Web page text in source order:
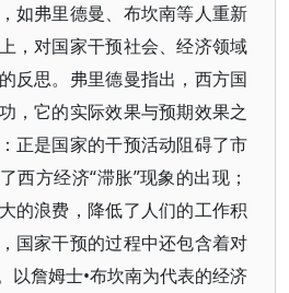
如弗里德曼、布坎南等人重新
，对国家干预社会、经济领域
反思。弗里德曼指出，西方国
，它的实际效果与预期效果之
正是国家的干预活动阻碍了市
西方经济“滞胀”现象的出现；
的浪费，降低了人们的工作积
国家干预的过程中还包含着对
以詹姆士•布坎南为代表的经济